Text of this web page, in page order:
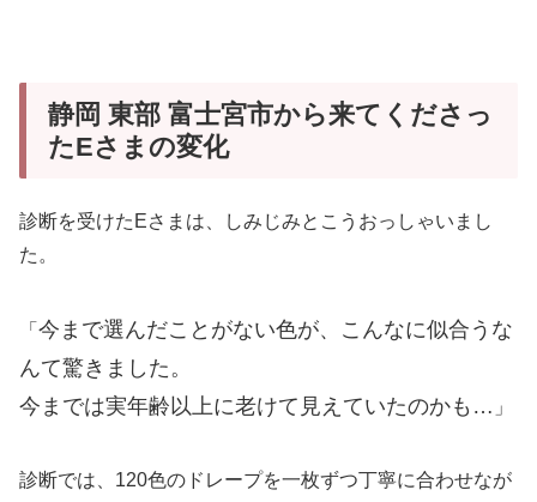
静岡 東部 富士宮市から来てくださっ
たEさまの変化
診断を受けたEさまは、しみじみとこうおっしゃいまし
た。
「 今まで選んだことがない色が、こんなに似合うな
んて驚きました。
今までは実年齢以上に老けて見えていたのかも… 」
診断では、120色のドレープを一枚ずつ丁寧に合わせなが